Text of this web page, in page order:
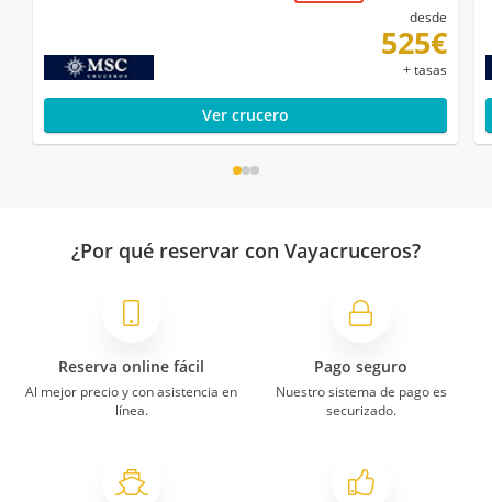
desde
525€
+ tasas
Ver crucero
¿Por qué reservar con Vayacruceros?
Reserva online fácil
Al mejor precio y con asistencia en
línea.
Pago seguro
Nuestro sistema de pago es
securizado.